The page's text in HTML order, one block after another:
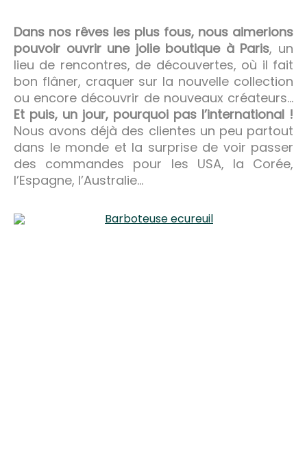
Dans nos rêves les plus fous, nous aimerions
pouvoir ouvrir une jolie boutique à Paris, un
lieu de rencontres, de découvertes, où il fait
bon flâner, craquer sur la nouvelle collection
ou encore découvrir de nouveaux créateurs…
Et puis, un jour, pourquoi pas l’international !
Nous avons déjà des clientes un peu partout
dans le monde et la surprise de voir passer
des commandes pour les USA, la Corée,
l’Espagne, l’Australie…